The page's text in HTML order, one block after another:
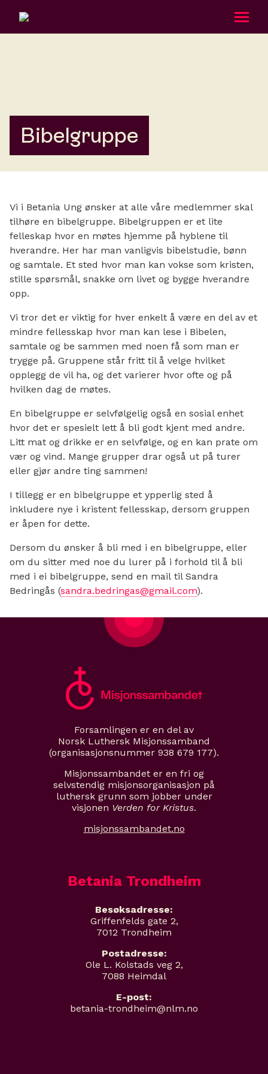
Aktiviteter
Betania Ung
Kalender
Taler
Gi en gave
Bli medlem
Bibelgruppe
Vi i Betania Ung ønsker at alle våre medlemmer skal
tilhøre en bibelgruppe. Bibelgruppen er et lite
felleskap hvor en møtes hjemme på hyblene til
hverandre. Her har man vanligvis bibelstudie, bønn
og samtale. Et sted hvor man kan vokse som kristen,
stille spørsmål, snakke om livet og bygge hverandre
opp.
Vi tror det er viktig for hver enkelt å være en del av et
mindre fellesskap hvor man kan lese i Bibelen,
samtale og be sammen med noen få som man er
trygge på. Gruppene står fritt til å velge hvilket
opplegg de vil ha, og det varierer hvor ofte og på
hvilken dag de møtes.
En bibelgruppe er selvfølgelig også en sosial enhet
hvor det er spesielt lett å bli godt kjent med andre.
Litt mat og drikke er en selvfølge, og en kan prate om
vær og vind. Mange grupper drar også ut på turer
eller gjør andre ting sammen!
I tillegg er en bibelgruppe et ypperlig sted å
inkludere nye i kristent fellesskap, dersom gruppen
er åpen for dette.
Dersom du ønsker å bli med i en bibelgruppe, eller
om du sitter med noe du lurer på i forhold til å bli
med i ei bibelgruppe, send en mail til Sandra
Bedringås (sandra.bedringas@gmail.com).
Forsamlingen er en del av
Norsk Luthersk Misjonssamband
(organisasjonsnummer 938 679 177).
Misjonssambandet er en fri og
selvstendig misjonsorganisasjon på
luthersk grunn som jobber under
visjonen Verden for Kristus.
misjonssambandet.no
Betania Trondheim
Besøksadresse:
Griffenfelds gate 2,
7012 Trondheim
Postadresse:
Ole L. Kolstads veg 2,
7088 Heimdal
E-post:
betania-trondheim@nlm.no